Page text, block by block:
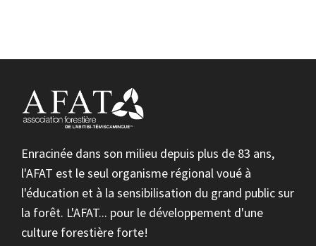
Enracinée dans son milieu depuis plus de 83 ans,
l'AFAT est le seul organisme régional voué à
l'éducation et à la sensibilisation du grand public sur
la forêt. L'AFAT... pour le développement d'une
culture forestière forte!